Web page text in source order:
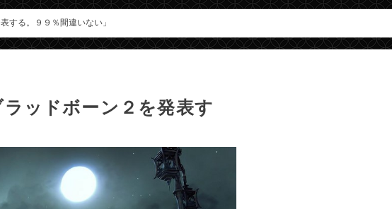
する。９９％間違いない」
ッドボーン２を発表す